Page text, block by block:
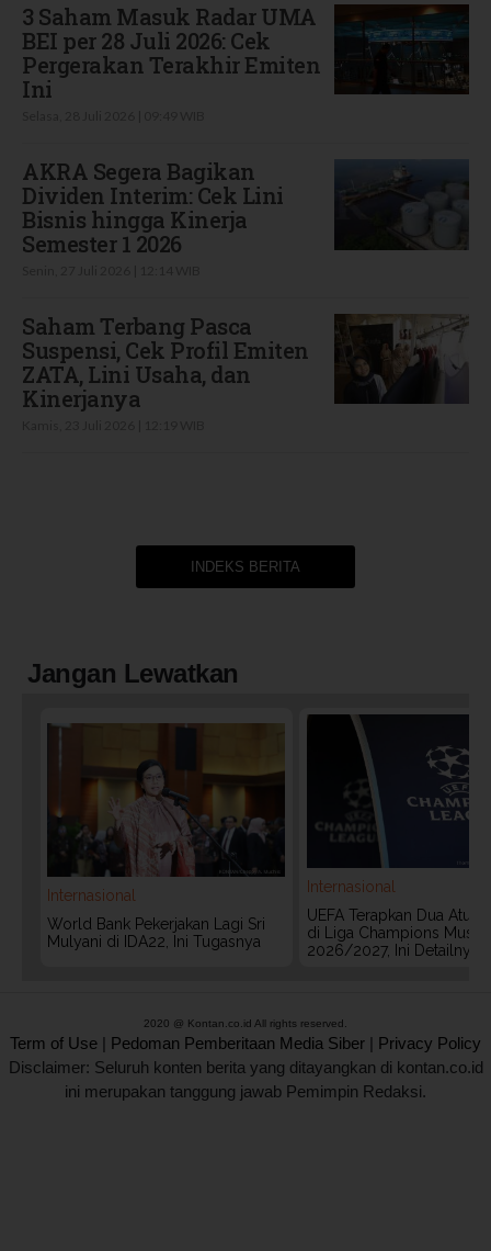
3 Saham Masuk Radar UMA
BEI per 28 Juli 2026: Cek
Pergerakan Terakhir Emiten
Ini
AKRA Segera Bagikan
Dividen Interim: Cek Lini
Bisnis hingga Kinerja
Semester 1 2026
Saham Terbang Pasca
Suspensi, Cek Profil Emiten
ZATA, Lini Usaha, dan
Kinerjanya
INDEKS BERITA
Jangan Lewatkan
Internasional
World Bank Pekerjakan Lagi Sri
Mulyani di IDA22, Ini Tugasnya
Internasional
UEFA Terapkan Dua
di Liga Champions Musim
2026/2027, Ini Detailnya
2020 @ Kontan.co.id All rights reserved.
Term of Use | Pedoman Pemberitaan Media Siber | Privacy Policy
Disclaimer: Seluruh konten berita yang ditayangkan di kontan.co.id
ini merupakan tanggung jawab Pemimpin Redaksi.